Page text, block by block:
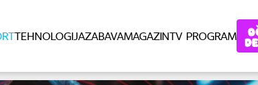
TEHNOLOGIJAZABAVAMAGAZINTV PROGRAM